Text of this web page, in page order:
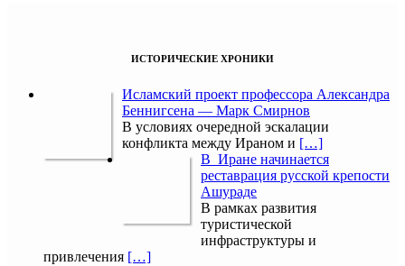
ИСТОРИЧЕСКИЕ ХРОНИКИ
Исламский проект профессора Александра
Беннигсена — Марк Смирнов
В условиях очередной эскалации
конфликта между Ираном и […]
В Иране начинается
реставрация русской крепости
Ашураде
В рамках развития
туристической
инфраструктуры и
привлечения […]